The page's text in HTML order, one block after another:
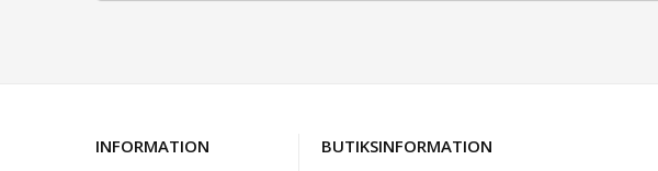
INFORMATION BUTIKSINFORMATION